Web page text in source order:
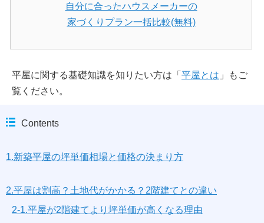
自分に合ったハウスメーカーの
家づくりプラン一括比較(無料)
平屋に関する基礎知識を知りたい方は「 平屋とは 」もご
覧ください。
Contents
1.新築平屋の坪単価相場と価格の決まり方
2.平屋は割高？土地代がかかる？2階建てとの違い
2-1.平屋が2階建てより坪単価が高くなる理由